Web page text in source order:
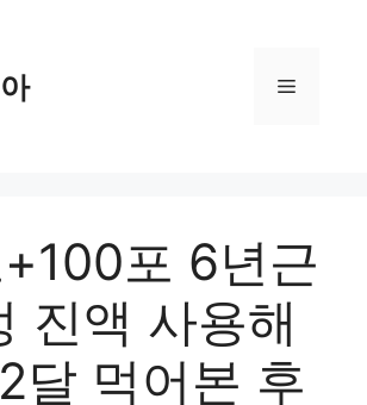
메
포 6년근
진액 사용해
달 먹어본 후